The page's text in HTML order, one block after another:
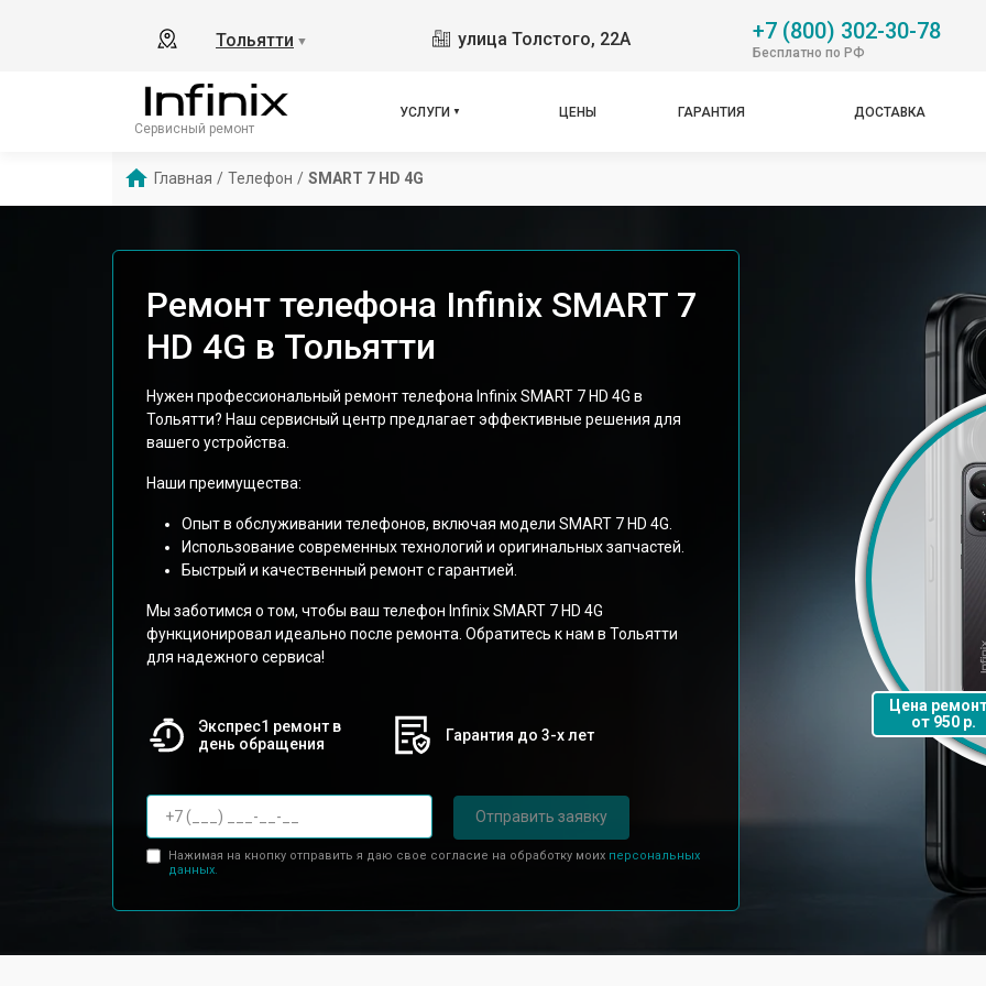
Тольятти ▼ улица Толстого, 22А +7 (800) 302-30-78
Бесплатно по РФ
Сервисный ремонт
УСЛУГИ ЦЕНЫ ГАРАНТИЯ ДОСТАВКА
Главная / Телефон / SMART 7 HD 4G
Ремонт телефона Infinix SMART 7
HD 4G в Тольятти
Нужен профессиональный ремонт телефона Infinix SMART 7 HD 4G в
Тольятти? Наш сервисный центр предлагает эффективные решения для
вашего устройства.
Наши преимущества:
Опыт в обслуживании телефонов, включая модели SMART 7 HD 4G.
Использование современных технологий и оригинальных запчастей.
Быстрый и качественный ремонт с гарантией.
Мы заботимся о том, чтобы ваш телефон Infinix SMART 7 HD 4G
функционировал идеально после ремонта. Обратитесь к нам в Тольятти
для надежного сервиса!
Экспрес1 ремонт в
день обращения
Гарантия до 3-х лет
Отправить заявку
Нажимая на кнопку отправить я даю свое согласие на обработку моих персональных
данных.
Цена
от 950 р.